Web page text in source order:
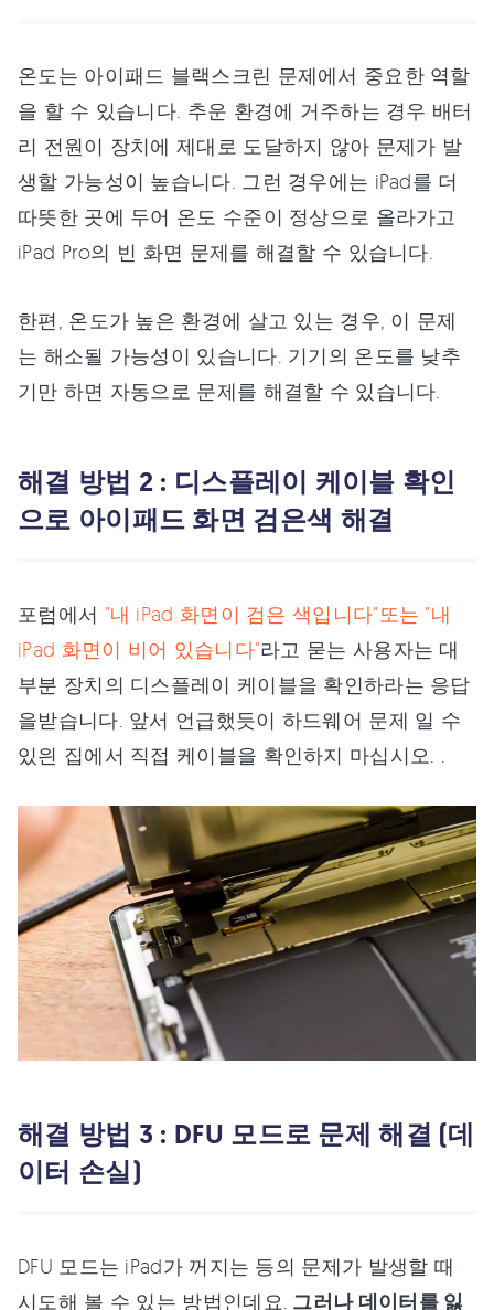
온도는 아이패드 블랙스크린 문제에서 중요한 역할
을 할 수 있습니다. 추운 환경에 거주하는 경우 배터
리 전원이 장치에 제대로 도달하지 않아 문제가 발
생할 가능성이 높습니다. 그런 경우에는 iPad를 더
따뜻한 곳에 두어 온도 수준이 정상으로 올라가고
iPad Pro의 빈 화면 문제를 해결할 수 있습니다.
한편, 온도가 높은 환경에 살고 있는 경우, 이 문제
는 해소될 가능성이 있습니다. 기기의 온도를 낮추
기만 하면 자동으로 문제를 해결할 수 있습니다.
해결 방법 2 : 디스플레이 케이블 확인
으로 아이패드 화면 검은색 해결
포럼에서 "내 iPad 화면이 검은 색입니다"또는 "내
iPad 화면이 비어 있습니다"라고 묻는 사용자는 대
부분 장치의 디스플레이 케이블을 확인하라는 응답
을받습니다. 앞서 언급했듯이 하드웨어 문제 일 수
있읜 집에서 직접 케이블을 확인하지 마십시오. .
해결 방법 3 : DFU 모드로 문제 해결 (데
이터 손실)
DFU 모드는 iPad가 꺼지는 등의 문제가 발생할 때
시도해 볼 수 있는 방법인데요. 그러나 데이터를 잃